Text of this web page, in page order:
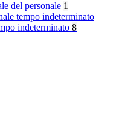
del personale 1
tempo indeterminato
indeterminato 8